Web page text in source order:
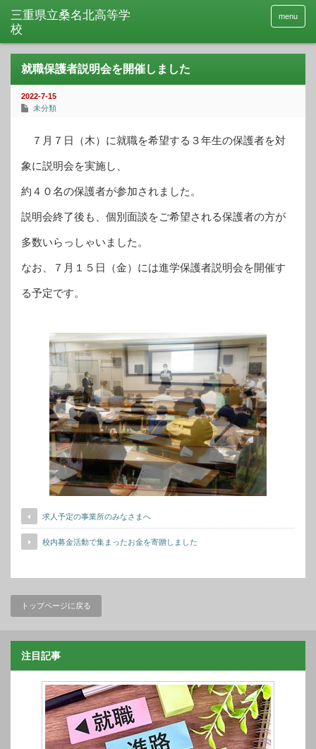
menu
就職保護者説明会を開催しました
2022-7-15
未分類
７月７日（木）に就職を希望する３年生の保護者を対
象に説明会を実施し、
約４０名の保護者が参加されました。
説明会終了後も、個別面談をご希望される保護者の方が
多数いらっしゃいました。
なお、７月１５日（金）には進学保護者説明会を開催す
る予定です。
求人予定の事業所のみなさまへ
校内募金活動で集まったお金を寄贈しました
トップページに戻る
注目記事